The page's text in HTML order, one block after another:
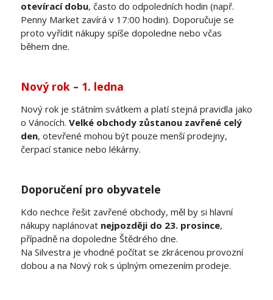
otevírací dobu, často do odpoledních hodin (např.
Penny Market zavírá v 17:00 hodin). Doporučuje se
proto vyřídit nákupy spíše dopoledne nebo včas
během dne.
Nový rok – 1. ledna
Nový rok je státním svátkem a platí stejná pravidla jako
o Vánocích. Velké obchody zůstanou zavřené celý
den, otevřené mohou být pouze menší prodejny,
čerpací stanice nebo lékárny.
Doporučení pro obyvatele
Kdo nechce řešit zavřené obchody, měl by si hlavní
nákupy naplánovat nejpozději do 23. prosince,
případně na dopoledne Štědrého dne.
Na Silvestra je vhodné počítat se zkrácenou provozní
dobou a na Nový rok s úplným omezením prodeje.